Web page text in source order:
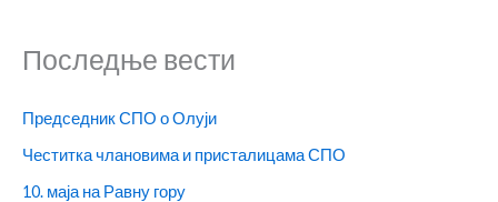
Последње вести
Председник СПО о Олуји
Честитка члановима и присталицама СПО
10. маја на Равну гору